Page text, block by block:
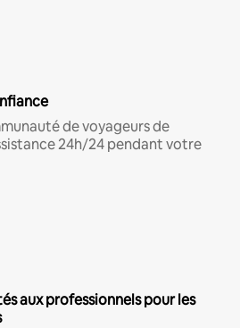
de voyageurs de
24h/24 pendant votre
aux professionnels pour les